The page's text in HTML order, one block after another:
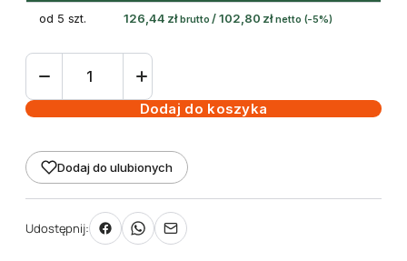
od 5 szt. 126,44 zł brutto /102,80 zł netto (-5%)
ilość
samoprzylepne
matowe
średnica
40mm
(600szt)
Dodaj do koszyka
Dodaj do ulubionych
Udostępnij: